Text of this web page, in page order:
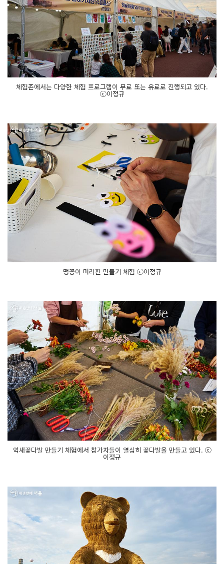
체험존에서는 다양한 체험 프로그램이 무료 또는 유료로 진행되고 있다.
ⓒ이정규
맹꽁이 머리핀 만들기 체험 ⓒ이정규
억새꽃다발 만들기 체험에서 참가자들이 열심히 꽃다발을 만들고 있다. ⓒ
이정규